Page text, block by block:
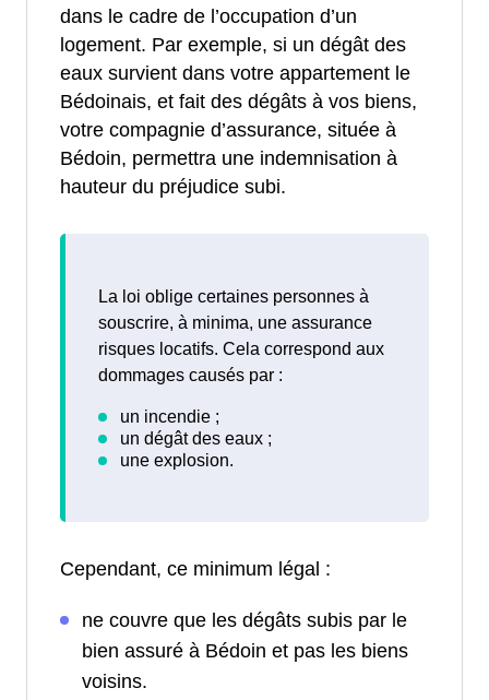
dans le cadre de l’occupation d’un
logement. Par exemple, si un dégât des
eaux survient dans votre appartement le
Bédoinais, et fait des dégâts à vos biens,
votre compagnie d’assurance, située à
Bédoin, permettra une indemnisation à
hauteur du préjudice subi.
La loi oblige certaines personnes à
souscrire, à minima, une assurance
risques locatifs. Cela correspond aux
dommages causés par :
Cependant, ce minimum légal :
ne couvre que les dégâts subis par le
bien assuré à Bédoin et pas les biens
voisins.